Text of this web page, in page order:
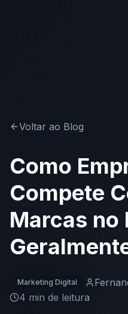
Voltar ao Blog
Como
Compete
Marcas no
Marketing Digital
4 min de leitura